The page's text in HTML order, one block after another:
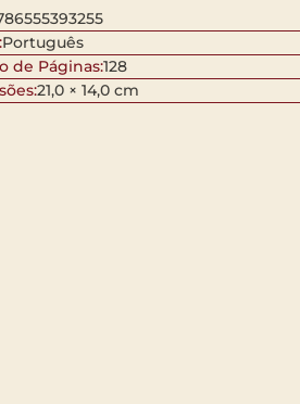
Português
de Páginas:128
21,0 × 14,0 cm